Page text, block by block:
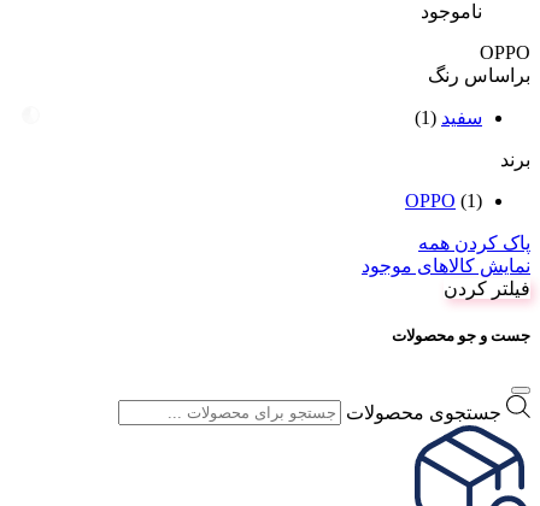
ناموجود
OPPO
براساس رنگ
سفید (1)
برند
OPPO (1)
پاک کردن همه
نمایش کالاهای موجود
فیلتر کردن
جست و جو محصولات
جستجوی محصولات